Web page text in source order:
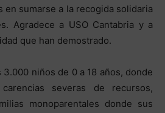
en sumarse a la recogida solidaria
Agradece a USO Cantabria y a
que han demostrado.
3.000 niños de 0 a 18 años, donde
severas de recursos,
monoparentales donde sus